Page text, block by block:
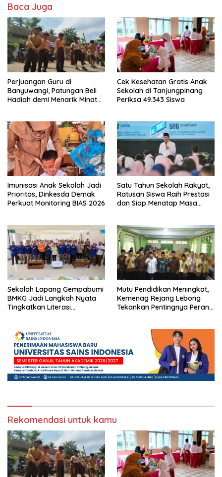
Baca Juga
Perjuangan Guru di
Banyuwangi, Patungan Beli
Hadiah demi Menarik Minat
Cek Kesehatan Gratis Anak
Sekolah di Tanjungpinang
Periksa 49.343 Siswa
Imunisasi Anak Sekolah Jadi
Prioritas, Dinkesda Demak
Perkuat Monitoring BIAS 2026
Satu Tahun Sekolah Rakyat,
Ratusan Siswa Raih Prestasi
dan Siap Menatap Masa
Sekolah Lapang Gempabumi
BMKG Jadi Langkah Nyata
Tingkatkan Literasi
Mutu Pendidikan Meningkat,
Kemenag Rejang Lebong
Tekankan Pentingnya Peran
Rekomendasi untuk kamu